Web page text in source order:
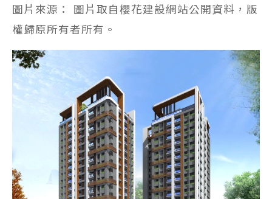
圖片來源： 圖片取自櫻花建設網站公開資料，版
權歸原所有者所有。